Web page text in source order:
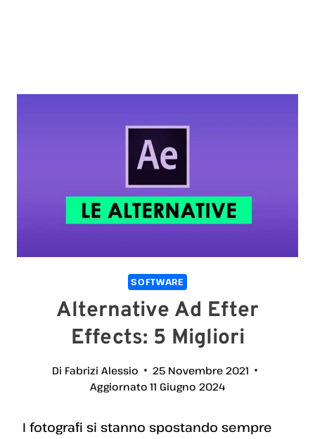
SOFTWARE
Alternative Ad Efter
Effects: 5 Migliori
Di Fabrizi Alessio
25 Novembre 2021
Aggiornato 11 Giugno 2024
I fotografi si stanno spostando sempre